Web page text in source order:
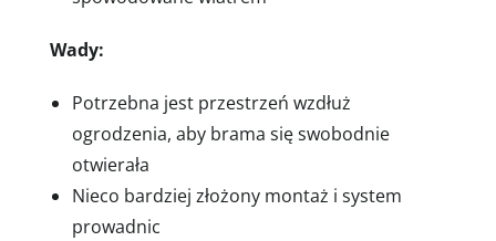
Wady:
Potrzebna jest przestrzeń wzdłuż
ogrodzenia, aby brama się swobodnie
otwierała
Nieco bardziej złożony montaż i system
prowadnic